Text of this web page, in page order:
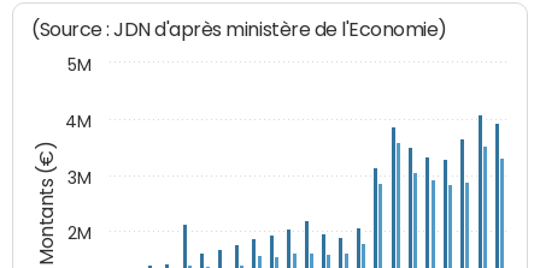
Montants (€)
(Source : JDN d'après ministère de l'Economie)
2M
3M
4M
5M